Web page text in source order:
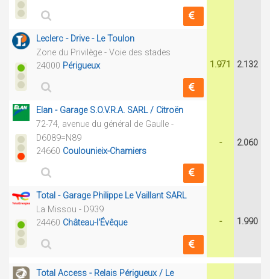
Leclerc - Drive - Le Toulon
Zone du Privilège - Voie des stades
24000 Périgueux 1.971 2.132
Elan - Garage S.O.V.R.A. SARL / Citroën
72-74, avenue du général de Gaulle -
D6089=N89
24660 Coulounieix-Chamiers
- 2.060
Total - Garage Philippe Le Vaillant SARL
La Missou - D939
24460 Château-l'Évêque - 1.990
Total Access - Relais Périgueux / Le